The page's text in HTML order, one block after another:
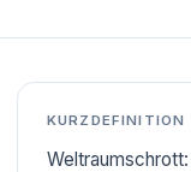
KURZDEFINITION